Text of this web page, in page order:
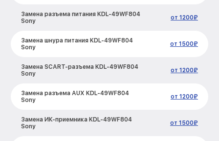
Замена разъема питания KDL-49WF804
Sony
от 1200₽
Замена шнура питания KDL-49WF804
Sony
от 1500₽
Замена SCART-разъема KDL-49WF804
Sony
от 1200₽
Замена разъема AUX KDL-49WF804
Sony
от 1200₽
Замена ИК-приемника KDL-49WF804
Sony
от 1500₽